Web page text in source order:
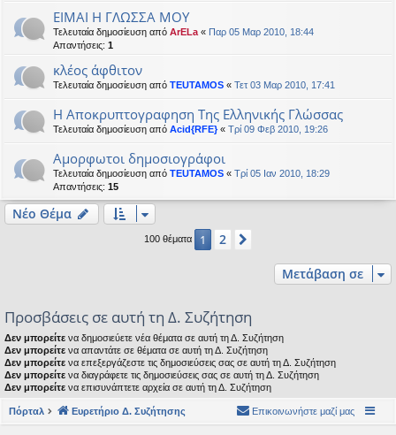
EIMAI H ΓΛΩΣΣΑ ΜΟΥ
Τελευταία δημοσίευση από ArELa « Παρ 05 Μαρ 2010, 18:44
Απαντήσεις: 1
κλέος άφθιτον
Τελευταία δημοσίευση από TEUTAMOS « Τετ 03 Μαρ 2010, 17:41
Η Αποκρυπτογραφηση Της Ελληνικής Γλώσσας
Τελευταία δημοσίευση από Acid{RFE}« Τρί 09 Φεβ 2010, 19:26
Αμορφωτοι δημοσιογράφοι
Τελευταία δημοσίευση από TEUTAMOS « Τρί 05 Ιαν 2010, 18:29
Απαντήσεις: 15
Νέο Θέμα
100 θέματα 1 2
Μετάβαση σε
Προσβάσεις σε αυτή τη Δ. Συζήτηση
Δεν μπορείτε να δημοσιεύετε νέα θέματα σε αυτή τη Δ. Συζήτηση
Δεν μπορείτε να απαντάτε σε θέματα σε αυτή τη Δ. Συζήτηση
Δεν μπορείτε να επεξεργάζεστε τις δημοσιεύσεις σας σε αυτή τη Δ. Συζήτηση
Δεν μπορείτε να διαγράφετε τις δημοσιεύσεις σας σε αυτή τη Δ. Συζήτηση
Δεν μπορείτε να επισυνάπτετε αρχεία σε αυτή τη Δ. Συζήτηση
Πόρταλ Ευρετήριο Δ. Συζήτησης Επικοινωνήστε μαζί μας